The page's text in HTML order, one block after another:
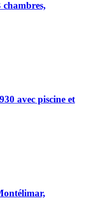
chambres,
avec piscine et